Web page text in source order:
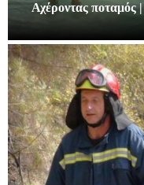
Αχέροντας